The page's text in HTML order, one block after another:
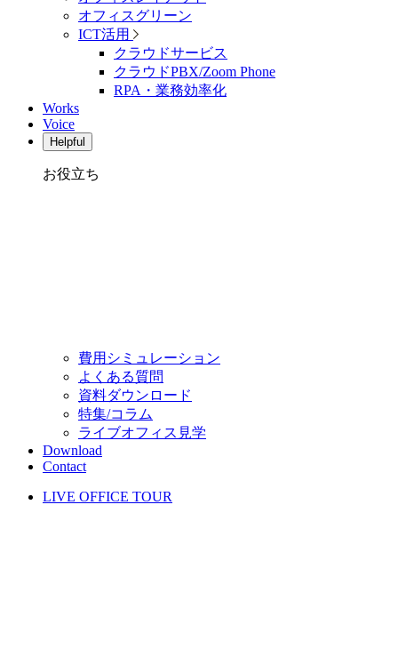
オフィスグリーン
ICT活用
クラウドサービス
クラウドPBX/Zoom Phone
RPA・業務効率化
Works
Voice
Helpful
お役立ち
費用シミュレーション
よくある質問
資料ダウンロード
特集/コラム
ライブオフィス見学
Download
Contact
LIVE OFFICE TOUR